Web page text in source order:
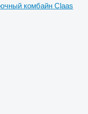
комбайн Claas